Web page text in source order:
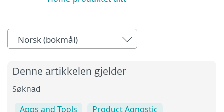
Norsk (bokmål)
Denne artikkelen gjelder
Søknad
Apps and Tools
Product Agnostic